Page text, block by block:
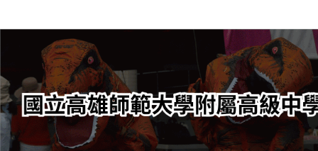
轉
要
內
容